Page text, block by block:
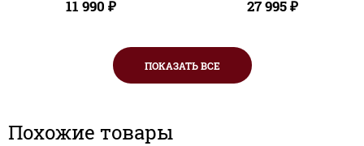
11 990 ₽ 27 995 ₽
ПОКАЗАТЬ ВСЕ
Похожие товары